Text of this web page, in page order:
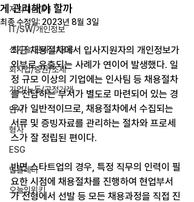
지식재산(IP)
IT/SW/개인정보
신기술/핀테크/금융
회사법/증권/조세
기업/노동/공정거래
민사
형사
ESG
법률레터
오늘의위키
게 관리해야 할까
최종 수정일: 2023년 8월 3일
최근 채용절차에서 입사지원자의 개인정보가
외부로 유출되는 사례가 연이어 발생했다. 일
정 규모 이상의 기업에는 인사팀 등 채용절차
를 전담하는 부서가 별도로 마련되어 있는 경
우가 일반적이므로, 채용절차에서 수집되는
서류 및 증빙자료를 관리하는 절차와 프로세
스가 잘 정립된 편이다.
반면 스타트업의 경우, 특정 직무의 인력이 필
요한 시점에 채용절차를 진행하여 현업부서
가 전형에서 선발 등 모든 채용과정을 직접 진